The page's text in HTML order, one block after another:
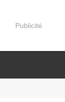
Publicité